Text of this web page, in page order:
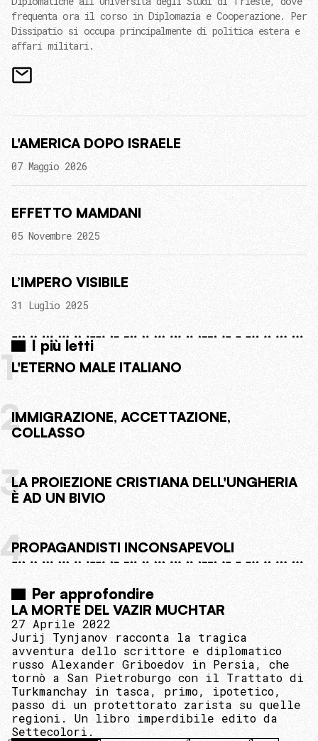
frequenta ora il corso in Diplomazia e Cooperazione. Per
Dissipatio si occupa principalmente di politica estera e
affari militari.
L'AMERICA DOPO ISRAELE
07 Maggio 2026
EFFETTO MAMDANI
05 Novembre 2025
L’IMPERO VISIBILE
31 Luglio 2025
I più letti
1L'ETERNO MALE ITALIANO
2IMMIGRAZIONE, ACCETTAZIONE,
COLLASSO
3LA PROIEZIONE CRISTIANA DELL'UNGHERIA
È AD UN BIVIO
4PROPAGANDISTI INCONSAPEVOLI
Per approfondire
LA MORTE DEL VAZIR MUCHTAR
27 Aprile 2022
Jurij Tynjanov racconta la tragica
avventura dello scrittore e diplomatico
russo Alexander Griboedov in Persia, che
tornò a San Pietroburgo con il Trattato di
Turkmanchay in tasca, primo, ipotetico,
passo di un protettorato zarista su quelle
regioni. Un libro imperdibile edito da
Settecolori.